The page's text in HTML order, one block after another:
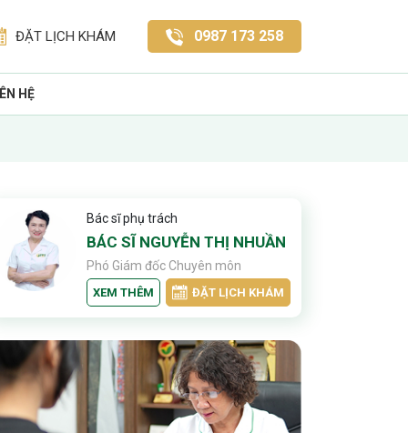
ĐẶT LỊCH KHÁM 0987 173 258
HỆ
Bác sĩ phụ trách
BÁC SĨ NGUYỄN THỊ NHUẦN
Phó Giám đốc Chuyên môn
XEM THÊM ĐẶT LỊCH KHÁM